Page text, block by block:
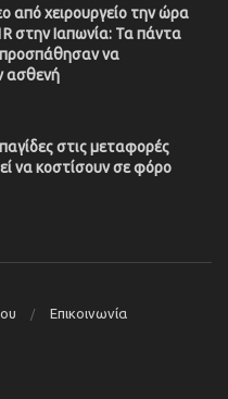
από χειρουργείο την ώρα
στην Ιαπωνία: Τα πάντα
προσπάθησαν να
ασθενή
στις μεταφορές
να κοστίσουν σε φόρο
Επικοινωνία